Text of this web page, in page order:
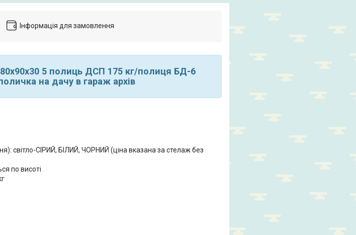
Інформація для замовлення
5 полиць ДСП 175 кг/полиця БД-6
на дачу в гараж архів
світло-СІРИЙ, БІЛИЙ, ЧОРНИЙ (ціна вказана за стелаж без
по висоті